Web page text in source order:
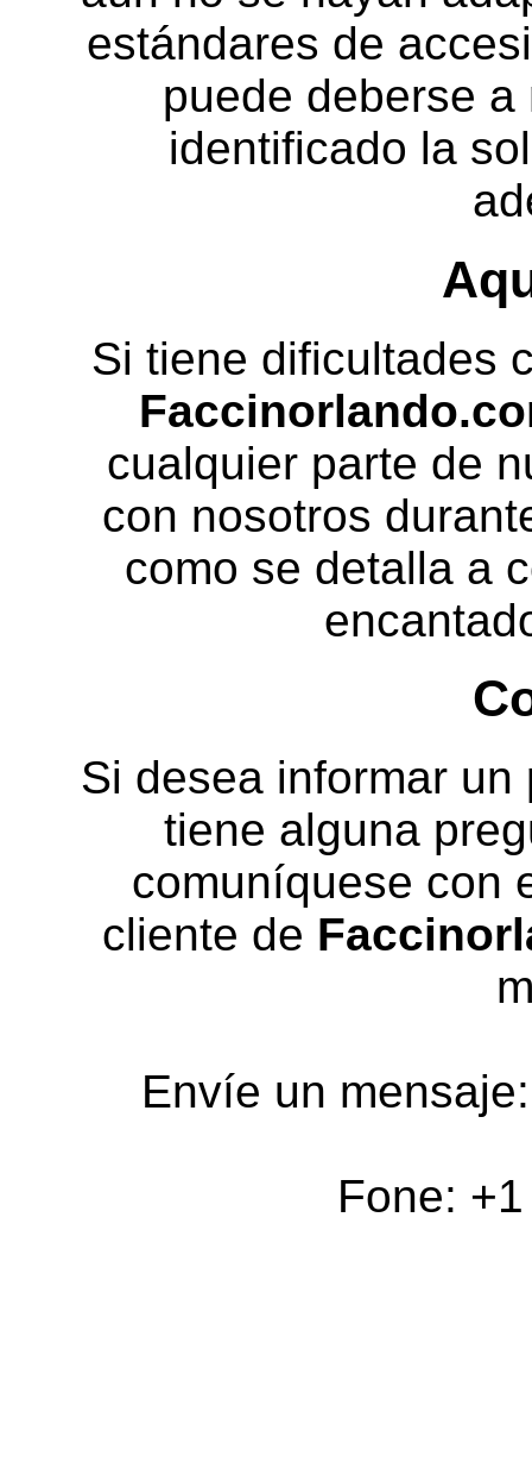
estándares de
puede deberse
identificado la
Si tiene dificultades
cualquier parte de
con nosotros
como se detalla a
Si desea informar
tiene alguna
comuníquese con
cliente de
Envíe un
Fone: